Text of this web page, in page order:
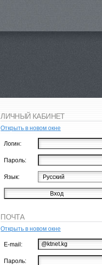
ЛИЧНЫЙ КАБИНЕТ
Открыть в новом окне
Логин:
Пароль:
Язык:
ПОЧТА
Открыть в новом окне
E-mail:
Пароль: